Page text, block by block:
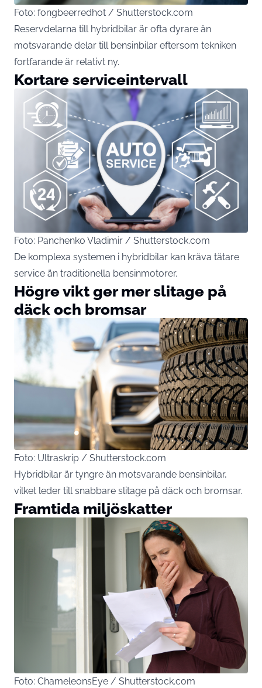
Foto: fongbeerredhot / Shutterstock.com
Reservdelarna till hybridbilar är ofta dyrare än
motsvarande delar till bensinbilar eftersom tekniken
fortfarande är relativt ny.
Kortare serviceintervall
Foto: Panchenko Vladimir / Shutterstock.com
De komplexa systemen i hybridbilar kan kräva tätare
service än traditionella bensinmotorer.
Högre vikt ger mer slitage på
däck och bromsar
Foto: Ultraskrip / Shutterstock.com
Hybridbilar är tyngre än motsvarande bensinbilar,
vilket leder till snabbare slitage på däck och bromsar.
Framtida miljöskatter
Foto: ChameleonsEye / Shutterstock.com